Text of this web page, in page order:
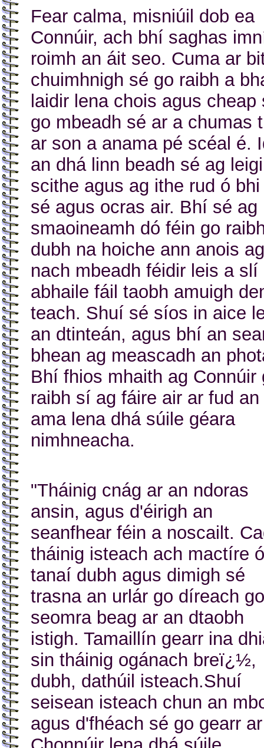
Fear calma, misniúil dob ea
Connúir, ach bhí saghas
roimh an áit seo. Cuma ar
chuimhnigh sé go raibh a
laidir lena chois agus cheap
go mbeadh sé ar a chumas
ar son a anama pé scéal é.
an dhá linn beadh sé ag
scithe agus ag ithe rud ó
sé agus ocras air. Bhí sé ag
smaoineamh dó féin go
dubh na hoiche ann anois
nach mbeadh féidir leis a slí
abhaile fáil taobh amuigh
teach. Shuí sé síos in aice
an dtinteán, agus bhí an
bhean ag meascadh an
Bhí fhios mhaith ag Connúir
raibh sí ag fáire air ar fud an
ama lena dhá súile géara
nimhneacha.
"Tháinig cnág ar an ndoras
ansin, agus d'éirigh an
seanfhear féin a noscailt.
tháinig isteach ach mactíre
tanaí dubh agus dimigh sé
trasna an urlár go díreach
seomra beag ar an dtaobh
istigh. Tamaillín gearr ina
sin tháinig ogánach breï¿½,
dubh, dathúil isteach.Shuí
seisean isteach chun an
agus d'fhéach sé go gearr ar